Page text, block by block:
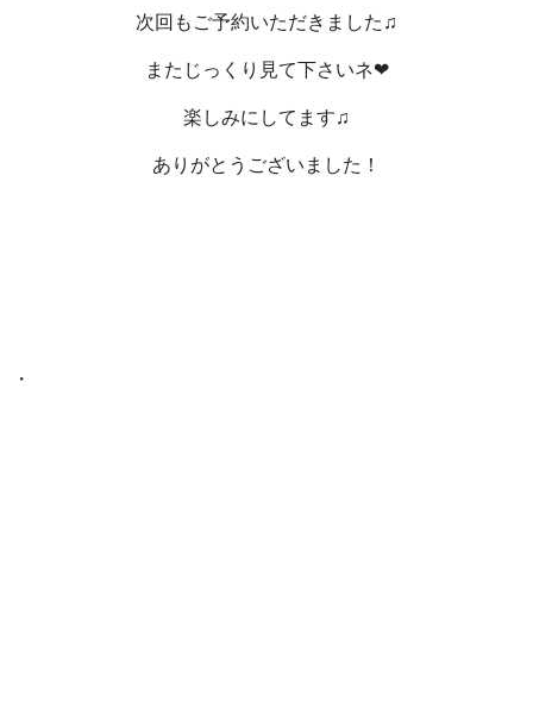
次回もご予約いただきました♫
またじっくり見て下さいネ❤
楽しみにしてます♫
ありがとうございました！
・